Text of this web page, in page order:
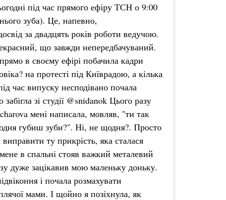
під час прямого ефіру ТСН о 9:00
зуба). Це, напевно,
за двадцять років роботи ведучою.
що завжди непередбачуваний.
в своєму ефірі побачила кадри
на протесті під Київрадою, а кілька
час випуску несподівано почала
зі студії @snidanok Цього разу
мені написала, мовляв, "ти так
губиш зуби?". Ні, не щодня?. Просто
ту прикрість, яка сталася
в спальні стояв важкий металевий
дуже зацікавив мою маленьку доньку.
і почала розмахувати
мами. І щойно я позіхнула, як